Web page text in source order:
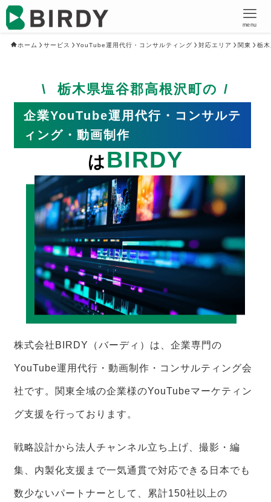
menu
ホーム サービス YouTube運用代行・コンサルティング 対応エリア 関東 栃
栃木県塩谷郡高根沢町の
企業YouTube運用代行・コンサルテ
ィング・動画制作
はBIRDY
株式会社BIRDY（バーディ）は、企業専門の
YouTube運用代行・動画制作・コンサルティング会
社です。関東全域の企業様のYouTubeマーケティン
グ支援を行っております。
戦略設計から法人チャンネル立ち上げ、撮影・編
集、内製化支援まで一気通貫で対応できる日本でも
数少ないパートナーとして、累計150社以上の